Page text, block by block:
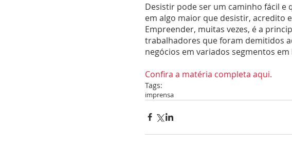
Desistir pode ser um caminho fácil e
em algo maior que desistir, acredito
Empreender, muitas vezes, é a
trabalhadores que foram demitidos
negócios em variados segmentos
Confira a matéria completa aqui.
Tags:
imprensa